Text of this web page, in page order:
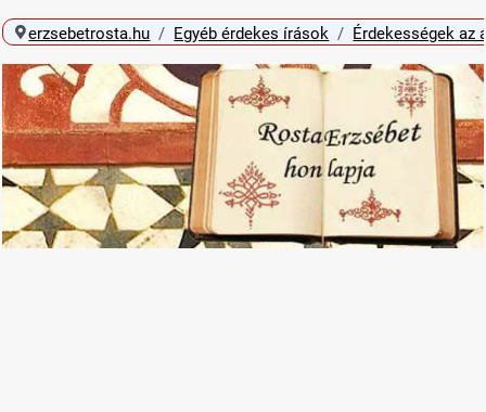
erzsebetrosta.hu Egyéb érdekes írások Érdekességek az